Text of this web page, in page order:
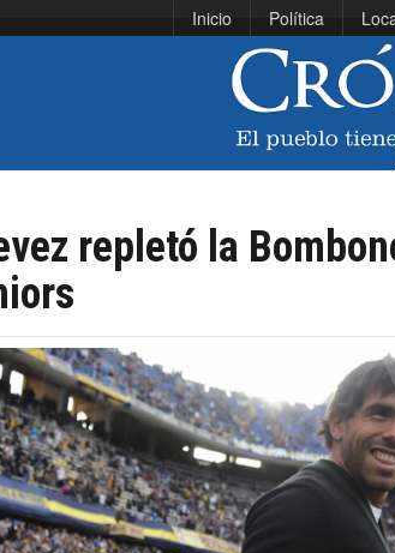
Inicio Política
repletó la